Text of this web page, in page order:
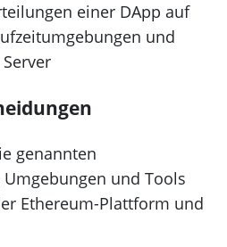
einer DApp auf
und
Server
genannten
und Tools
Ethereum-Plattform und